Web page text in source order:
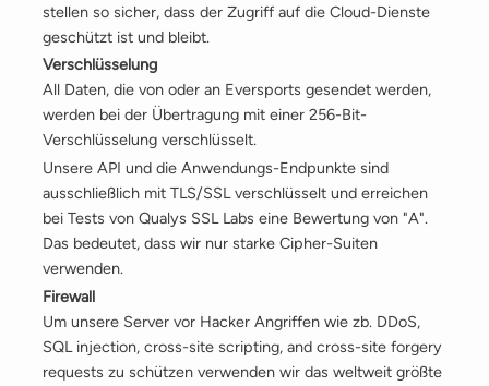
stellen so sicher, dass der Zugriff auf die Cloud-Dienste
geschützt ist und bleibt.
Verschlüsselung
All Daten, die von oder an Eversports gesendet werden,
werden bei der Übertragung mit einer 256-Bit-
Verschlüsselung verschlüsselt.
Unsere API und die Anwendungs-Endpunkte sind
ausschließlich mit TLS/SSL verschlüsselt und erreichen
bei Tests von Qualys SSL Labs eine Bewertung von "A".
Das bedeutet, dass wir nur starke Cipher-Suiten
verwenden.
Firewall
Um unsere Server vor Hacker Angriffen wie zb. DDoS,
SQL injection, cross-site scripting, and cross-site forgery
requests zu schützen verwenden wir das weltweit größte